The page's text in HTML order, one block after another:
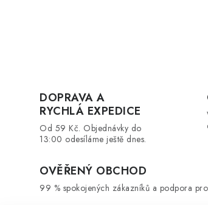
DOPRAVA A
RYCHLÁ EXPEDICE
Od 59 Kč. Objednávky do
13:00 odesíláme ještě dnes.
OVĚŘENÝ OBCHOD
99 % spokojených zákazníků a podpora